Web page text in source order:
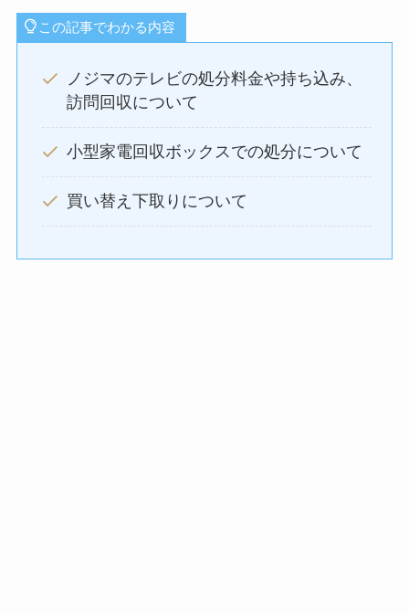
この記事でわかる内容
ノジマのテレビの処分料金や持ち込み、
訪問回収について
小型家電回収ボックスでの処分について
買い替え下取りについて